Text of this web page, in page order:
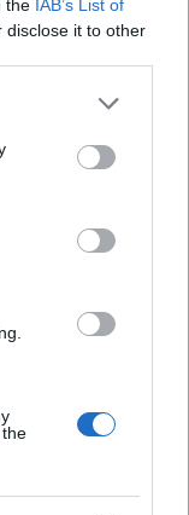
the IAB’s List of
disclose it to other
or more Google
You may click to
party tags to
in below Google
épp a
a
is kiváltják
megint
és a
is
vélt
bűntudat
annak
ország